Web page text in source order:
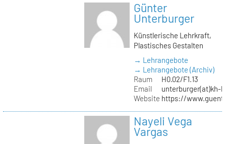
Günter
Unterburger
Künstlerische Lehrkraft,
Plastisches Gestalten
→ Lehrangebote
→ Lehrangebote (Archiv)
Raum
H0.02/F1.13
Email
unterburger(at)kh-
Website https://
Nayeli Vega
Vargas